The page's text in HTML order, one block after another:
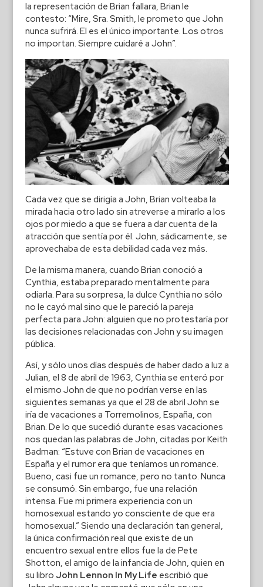
la representación de Brian fallara, Brian le
contesto: “Mire, Sra. Smith, le prometo que John
nunca sufrirá. El es el único importante. Los otros
no importan. Siempre cuidaré a John”.
Cada vez que se dirigía a John, Brian volteaba la
mirada hacia otro lado sin atreverse a mirarlo a los
ojos por miedo a que se fuera a dar cuenta de la
atracción que sentía por él. John, sádicamente, se
aprovechaba de esta debilidad cada vez más.
De la misma manera, cuando Brian conoció a
Cynthia, estaba preparado mentalmente para
odiarla. Para su sorpresa, la dulce Cynthia no sólo
no le cayó mal sino que le pareció la pareja
perfecta para John: alguien que no protestaría por
las decisiones relacionadas con John y su imagen
pública.
Así, y sólo unos días después de haber dado a luz a
Julian, el 8 de abril de 1963, Cynthia se enteró por
el mismo John de que no podrían verse en las
siguientes semanas ya que el 28 de abril John se
iría de vacaciones a Torremolinos, España, con
Brian. De lo que sucedió durante esas vacaciones
nos quedan las palabras de John, citadas por Keith
Badman: “Estuve con Brian de vacaciones en
España y el rumor era que teníamos un romance.
Bueno, casi fue un romance, pero no tanto. Nunca
se consumó. Sin embargo, fue una relación
intensa. Fue mi primera experiencia con un
homosexual estando yo consciente de que era
homosexual.” Siendo una declaración tan general,
la única confirmación real que existe de un
encuentro sexual entre ellos fue la de Pete
Shotton, el amigo de la infancia de John, quien en
su libro John Lennon In My Life escribió que